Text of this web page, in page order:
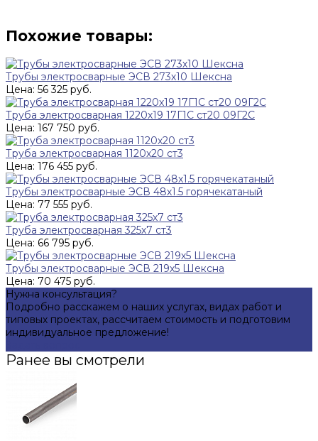
Похожие товары:
Трубы электросварные ЭСВ 273х10 Шексна
Цена: 56 325 руб.
Труба электросварная 1220х19 17Г1С ст20 09Г2С
Цена: 167 750 руб.
Труба электросварная 1120х20 ст3
Цена: 176 455 руб.
Трубы электросварные ЭСВ 48х1.5 горячекатаный
Цена: 77 555 руб.
Труба электросварная 325х7 ст3
Цена: 66 795 руб.
Трубы электросварные ЭСВ 219х5 Шексна
Цена: 70 475 руб.
Нужна консультация?
Подробно расскажем о наших услугах, видах работ и
типовых проектах, рассчитаем стоимость и подготовим
индивидуальное предложение!
Ранее вы смотрели